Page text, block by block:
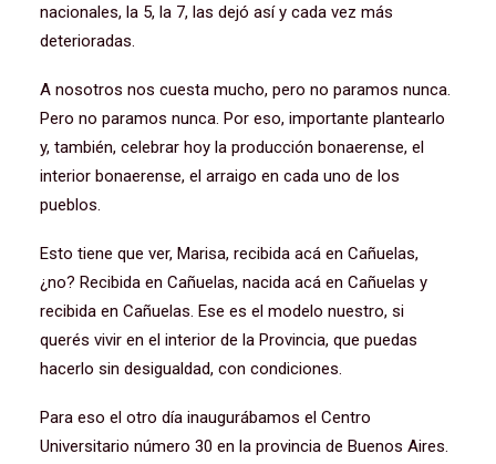
nacionales, la 5, la 7, las dejó así y cada vez más
deterioradas.
A nosotros nos cuesta mucho, pero no paramos nunca.
Pero no paramos nunca. Por eso, importante plantearlo
y, también, celebrar hoy la producción bonaerense, el
interior bonaerense, el arraigo en cada uno de los
pueblos.
Esto tiene que ver, Marisa, recibida acá en Cañuelas,
¿no? Recibida en Cañuelas, nacida acá en Cañuelas y
recibida en Cañuelas. Ese es el modelo nuestro, si
querés vivir en el interior de la Provincia, que puedas
hacerlo sin desigualdad, con condiciones.
Para eso el otro día inaugurábamos el Centro
Universitario número 30 en la provincia de Buenos Aires.